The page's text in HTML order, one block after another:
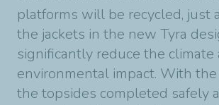
platforms will be recycled, just
the jackets in the new Tyra
significantly reduce the climate
environmental impact. With
the topsides completed safely